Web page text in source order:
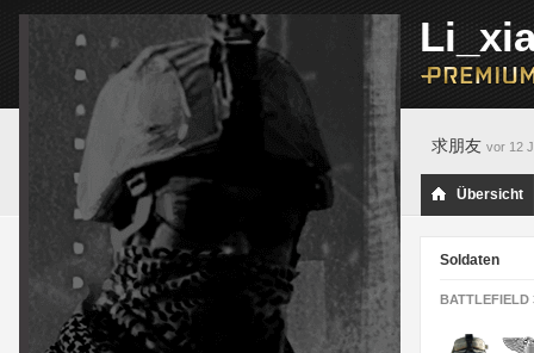
SERVER-BROWSER
MATCHES
求朋友 vor 12
Übersicht
Soldaten
BATTLEFIELD